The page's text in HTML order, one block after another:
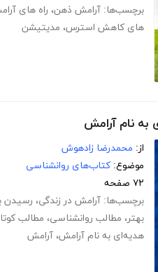
برچسب‌ها: آرامش ذهن، راه های
های کاهش استرس، مدیتیشن
به نام آرامش
از: محمدرضا زادهوش
موضوع: کتاب‌های روانشناسی
۷۲ صفحه
برچسب‌ها: آرامش در زندگی، رسیدن
بهتر، مطالب روانشناسی، مطالب
هدیه‌ای به نام آرامش، آرامش